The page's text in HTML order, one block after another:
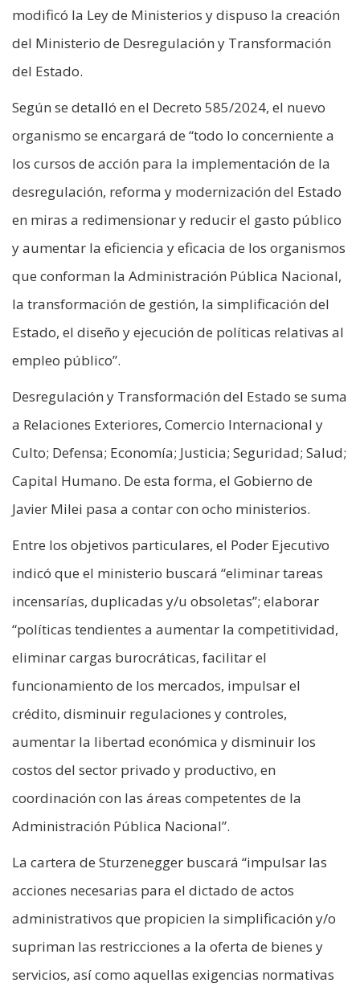
modificó la Ley de Ministerios y dispuso la creación
del Ministerio de Desregulación y Transformación
del Estado.
Según se detalló en el Decreto 585/2024, el nuevo
organismo se encargará de “todo lo concerniente a
los cursos de acción para la implementación de la
desregulación, reforma y modernización del Estado
en miras a redimensionar y reducir el gasto público
y aumentar la eficiencia y eficacia de los organismos
que conforman la Administración Pública Nacional,
la transformación de gestión, la simplificación del
Estado, el diseño y ejecución de políticas relativas al
empleo público”.
Desregulación y Transformación del Estado se suma
a Relaciones Exteriores, Comercio Internacional y
Culto; Defensa; Economía; Justicia; Seguridad; Salud;
Capital Humano. De esta forma, el Gobierno de
Javier Milei pasa a contar con ocho ministerios.
Entre los objetivos particulares, el Poder Ejecutivo
indicó que el ministerio buscará “eliminar tareas
incensarías, duplicadas y/u obsoletas”; elaborar
“políticas tendientes a aumentar la competitividad,
eliminar cargas burocráticas, facilitar el
funcionamiento de los mercados, impulsar el
crédito, disminuir regulaciones y controles,
aumentar la libertad económica y disminuir los
costos del sector privado y productivo, en
coordinación con las áreas competentes de la
Administración Pública Nacional”.
La cartera de Sturzenegger buscará “impulsar las
acciones necesarias para el dictado de actos
administrativos que propicien la simplificación y/o
supriman las restricciones a la oferta de bienes y
servicios, así como aquellas exigencias normativas